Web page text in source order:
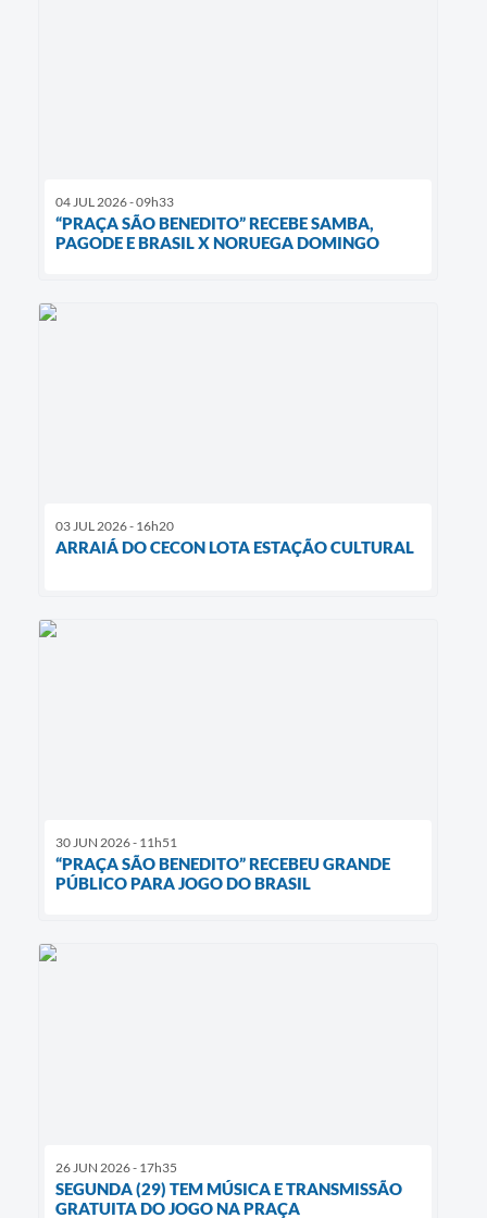
04 JUL 2026 - 09h33
“PRAÇA SÃO BENEDITO” RECEBE SAMBA,
PAGODE E BRASIL X NORUEGA DOMINGO
03 JUL 2026 - 16h20
ARRAIÁ DO CECON LOTA ESTAÇÃO CULTURAL
30 JUN 2026 - 11h51
“PRAÇA SÃO BENEDITO” RECEBEU GRANDE
PÚBLICO PARA JOGO DO BRASIL
26 JUN 2026 - 17h35
SEGUNDA (29) TEM MÚSICA E TRANSMISSÃO
GRATUITA DO JOGO NA PRAÇA